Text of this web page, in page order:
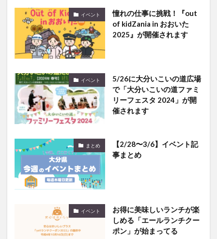
イベント
憧れの仕事に挑戦！『out
of kidZania in おおいた
2025』が開催されます
イベント
5/26に大分いこいの道広場
で「大分いこいの道ファミ
リーフェスタ 2024」が開
催されます
まとめ
【2/28〜3/6】イベント記
事まとめ
イベント
お得に美味しいランチが楽
しめる「エールランチクー
ポン」が始まってる